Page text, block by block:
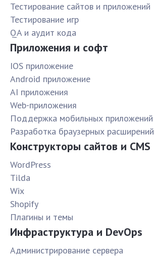
Тестирование сайтов и приложений
Тестирование игр
QA и аудит кода
Приложения и софт
IOS приложение
Android приложение
AI приложения
Web-приложения
Поддержка мобильных приложений
Разработка браузерных расширений
Конструкторы сайтов и CMS
WordPress
Tilda
Wix
Shopify
Плагины и темы
Инфраструктура и DevOps
Администрирование сервера